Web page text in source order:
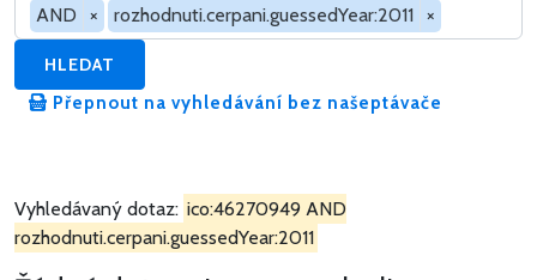
AND × rozhodnuti.cerpani.guessedYear:2011 ×
HLEDAT
Přepnout na vyhledávání bez našeptávače
Vyhledávaný dotaz: ico:46270949 AND
rozhodnuti.cerpani.guessedYear:2011